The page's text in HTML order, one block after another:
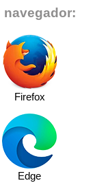
navegador:
Firefox
Edge